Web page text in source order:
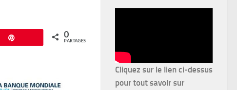
0
PARTAGES
Cliquez sur le lien ci-dessus
pour tout savoir sur